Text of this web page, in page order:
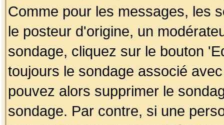
Comme pour les messages, les
le posteur d'origine, un
sondage, cliquez sur le bouton
toujours le sondage associé
pouvez alors supprimer le
sondage. Par contre, si une